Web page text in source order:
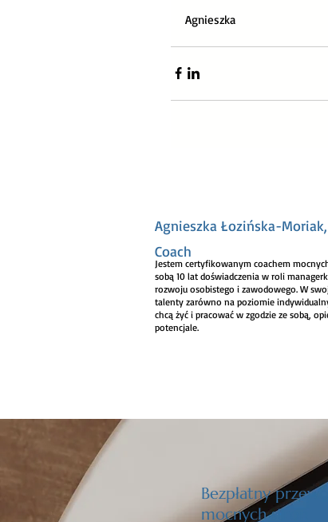
Agnieszka
Agnieszka Łozińska-
Coach
Jestem certyfikowanym coachem
sobą 10 lat doświadczenia w roli
rozwoju osobistego i zawodowego. W
talenty zarówno na poziomie
chcą żyć i pracować w zgodzie ze sobą,
potencjale.
Bezpłatny
mocnych stron